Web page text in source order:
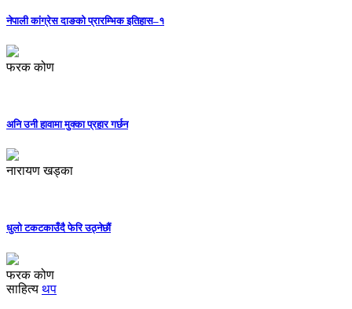
नेपाली कांग्रेस दाङको प्रारम्भिक इतिहास–१
फरक कोण
अनि उनी हावामा मुक्का प्रहार गर्छन
नारायण खड्का
धुलो टकटकाउँदै फेरि उठ्नेछौं
फरक कोण
साहित्य थप